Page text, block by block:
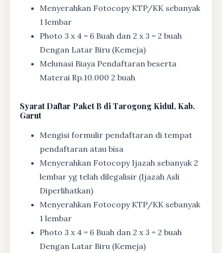
Menyerahkan Fotocopy KTP/KK sebanyak
1 lembar
Photo 3 x 4 = 6 Buah dan 2 x 3 = 2 buah
Dengan Latar Biru (Kemeja)
Melunasi Biaya Pendaftaran beserta
Materai Rp.10.000 2 buah
SyaratDaftar Paket B di Tarogong Kidul, Kab.
Garut
Mengisi formulir pendaftaran di tempat
pendaftaran atau bisa
Menyerahkan Fotocopy Ijazah sebanyak 2
lembar yg telah dilegalisir (Ijazah Asli
Diperlihatkan)
Menyerahkan Fotocopy KTP/KK sebanyak
1 lembar
Photo 3 x 4 = 6 Buah dan 2 x 3 = 2 buah
Dengan Latar Biru (Kemeja)